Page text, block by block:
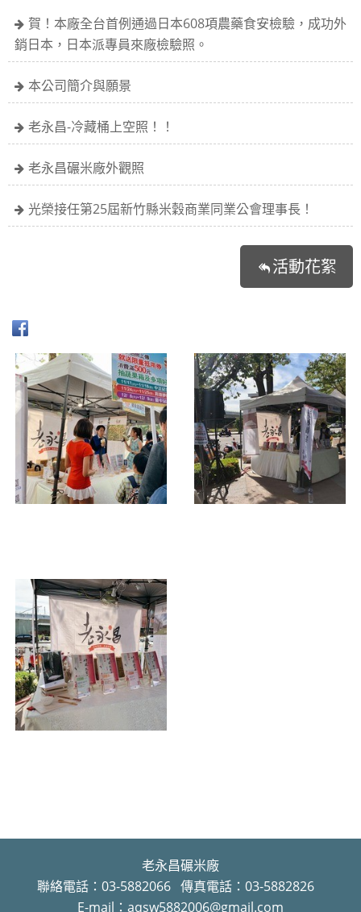
賀！本廠全台首例通過日本608項農藥食安檢驗，成功外
銷日本，日本派專員來廠檢驗照。
本公司簡介與願景
老永昌-冷藏桶上空照！！
老永昌碾米廠外觀照
光榮接任第25屆新竹縣米穀商業同業公會理事長！
活動花絮
老永昌碾米廠
聯絡電話：03-5882066 傳真電話：03-5882826
E-mail：aqsw5882006@gmail.com